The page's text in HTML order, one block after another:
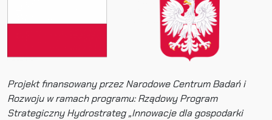
Projekt finansowany przez Narodowe Centrum Badań i
Rozwoju w ramach programu: Rządowy Program
Strategiczny Hydrostrateg „Innowacje dla gospodarki